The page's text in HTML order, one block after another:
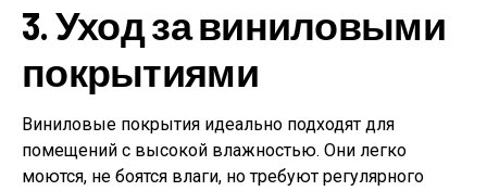
3. Уход за виниловыми
покрытиями
Виниловые покрытия идеально подходят для
помещений с высокой влажностью. Они легко
моются, не боятся влаги, но требуют регулярного